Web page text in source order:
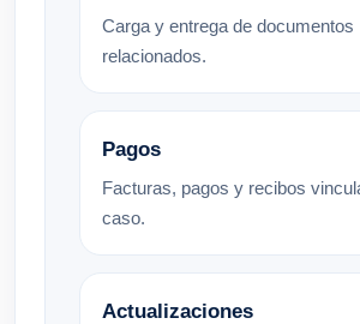
Carga y entrega de documentos
relacionados.
Pagos
Facturas, pagos y recibos
caso.
Actualizaciones